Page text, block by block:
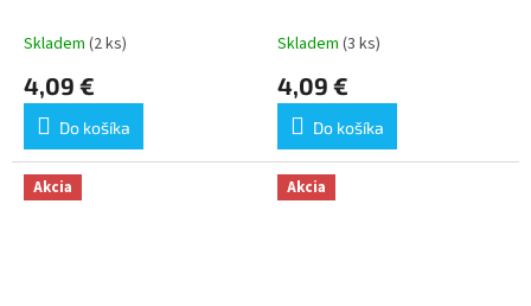
Skladem (2 ks)
4,09 €
Do košíka
Skladem (3 ks)
4,09 €
Do košíka
Akcia Akcia